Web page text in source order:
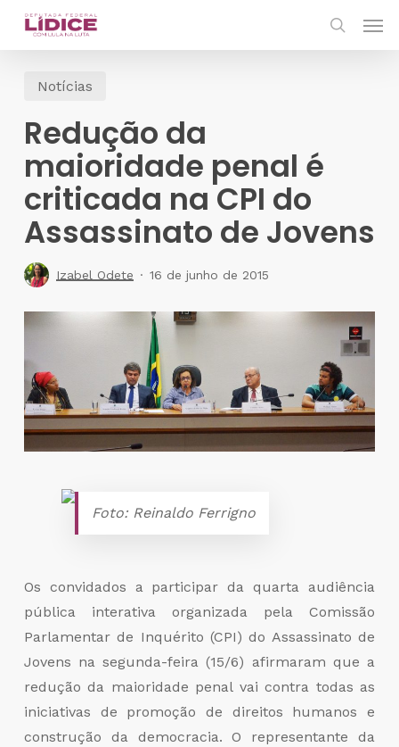
Skip
contentNotícias
Redução da
maioridade penal é
criticada na CPI do
Assassinato de Jovens
Izabel Odete 16 de junho de 2015
Foto: Reinaldo Ferrigno
Os convidados a participar da quarta audiência
pública interativa organizada pela Comissão
Parlamentar de Inquérito (CPI) do Assassinato de
Jovens na segunda-feira (15/6) afirmaram que a
redução da maioridade penal vai contra todas as
iniciativas de promoção de direitos humanos e
construção da democracia. O representante da